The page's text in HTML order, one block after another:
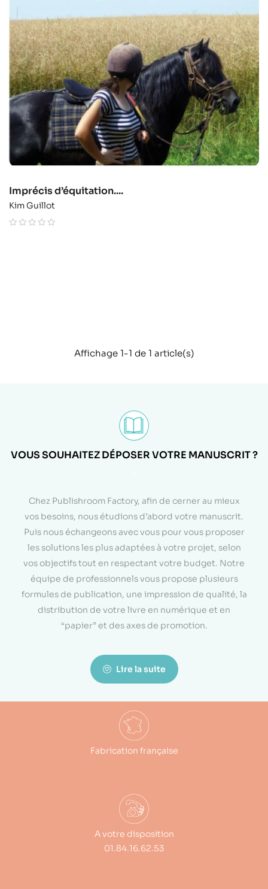
Imprécis d’équitation....
Kim Guillot
Affichage 1-1 de 1 article(s)
VOUS SOUHAITEZ DÉPOSER VOTRE MANUSCRIT ?
Chez Publishroom Factory, afin de cerner au mieux
vos besoins, nous étudions d’abord votre manuscrit.
Puis nous échangeons avec vous pour vous proposer
les solutions les plus adaptées à votre projet, selon
vos objectifs tout en respectant votre budget. Notre
équipe de professionnels vous propose plusieurs
formules de publication, une impression de qualité, la
distribution de votre livre en numérique et en
“papier” et des axes de promotion.
Lire la suite
Fabrication française
A votre disposition
01.84.16.62.53